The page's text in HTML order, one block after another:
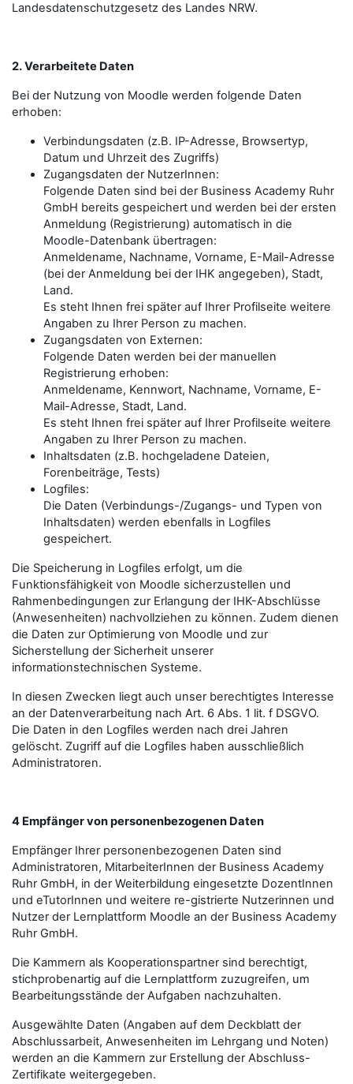
Landesdatenschutzgesetz des Landes NRW.
2. Verarbeitete Daten
Bei der Nutzung von Moodle werden folgende Daten
erhoben:
Verbindungsdaten (z.B. IP-Adresse, Browsertyp,
Datum und Uhrzeit des Zugriffs)
Zugangsdaten der NutzerInnen:
Folgende Daten sind bei der Business Academy Ruhr
GmbH bereits gespeichert und werden bei der ersten
Anmeldung (Registrierung) automatisch in die
Moodle-Datenbank übertragen:
Anmeldename, Nachname, Vorname, E-Mail-Adresse
(bei der Anmeldung bei der IHK angegeben), Stadt,
Land.
Es steht Ihnen frei später auf Ihrer Profilseite weitere
Angaben zu Ihrer Person zu machen.
Zugangsdaten von Externen:
Folgende Daten werden bei der manuellen
Registrierung erhoben:
Anmeldename, Kennwort, Nachname, Vorname, E-
Mail-Adresse, Stadt, Land.
Es steht Ihnen frei später auf Ihrer Profilseite weitere
Angaben zu Ihrer Person zu machen.
Inhaltsdaten (z.B. hochgeladene Dateien,
Forenbeiträge, Tests)
Logfiles:
Die Daten (Verbindungs-/Zugangs- und Typen von
Inhaltsdaten) werden ebenfalls in Logfiles
gespeichert.
Die Speicherung in Logfiles erfolgt, um die
Funktionsfähigkeit von Moodle sicherzustellen und
Rahmenbedingungen zur Erlangung der IHK-Abschlüsse
(Anwesenheiten) nachvollziehen zu können. Zudem dienen
die Daten zur Optimierung von Moodle und zur
Sicherstellung der Sicherheit unserer
informationstechnischen Systeme.
In diesen Zwecken liegt auch unser berechtigtes Interesse
an der Datenverarbeitung nach Art. 6 Abs. 1 lit. f DSGVO.
Die Daten in den Logfiles werden nach drei Jahren
gelöscht. Zugriff auf die Logfiles haben ausschließlich
Administratoren.
4 Empfänger von personenbezogenen Daten
Empfänger Ihrer personenbezogenen Daten sind
Administratoren, MitarbeiterInnen der Business Academy
Ruhr GmbH, in der Weiterbildung eingesetzte DozentInnen
und eTutorInnen und weitere re-gistrierte Nutzerinnen und
Nutzer der Lernplattform Moodle an der Business Academy
Ruhr GmbH.
Die Kammern als Kooperationspartner sind berechtigt,
stichprobenartig auf die Lernplattform zuzugreifen, um
Bearbeitungsstände der Aufgaben nachzuhalten.
Ausgewählte Daten (Angaben auf dem Deckblatt der
Abschlussarbeit, Anwesenheiten im Lehrgang und Noten)
werden an die Kammern zur Erstellung der Abschluss-
Zertifikate weitergegeben.